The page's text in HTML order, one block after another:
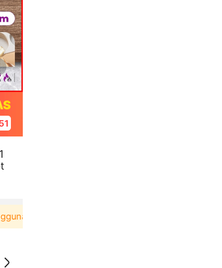
berbelanja di aplikasi Akulaku bisa dapat